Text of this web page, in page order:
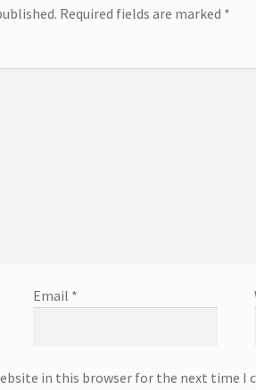
Required fields are marked *
Email *
in this browser for the next time I